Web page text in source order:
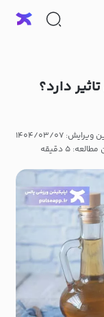
دارد؟
۱۴۰۴/۰۳/۰۷
۵ دقیقه